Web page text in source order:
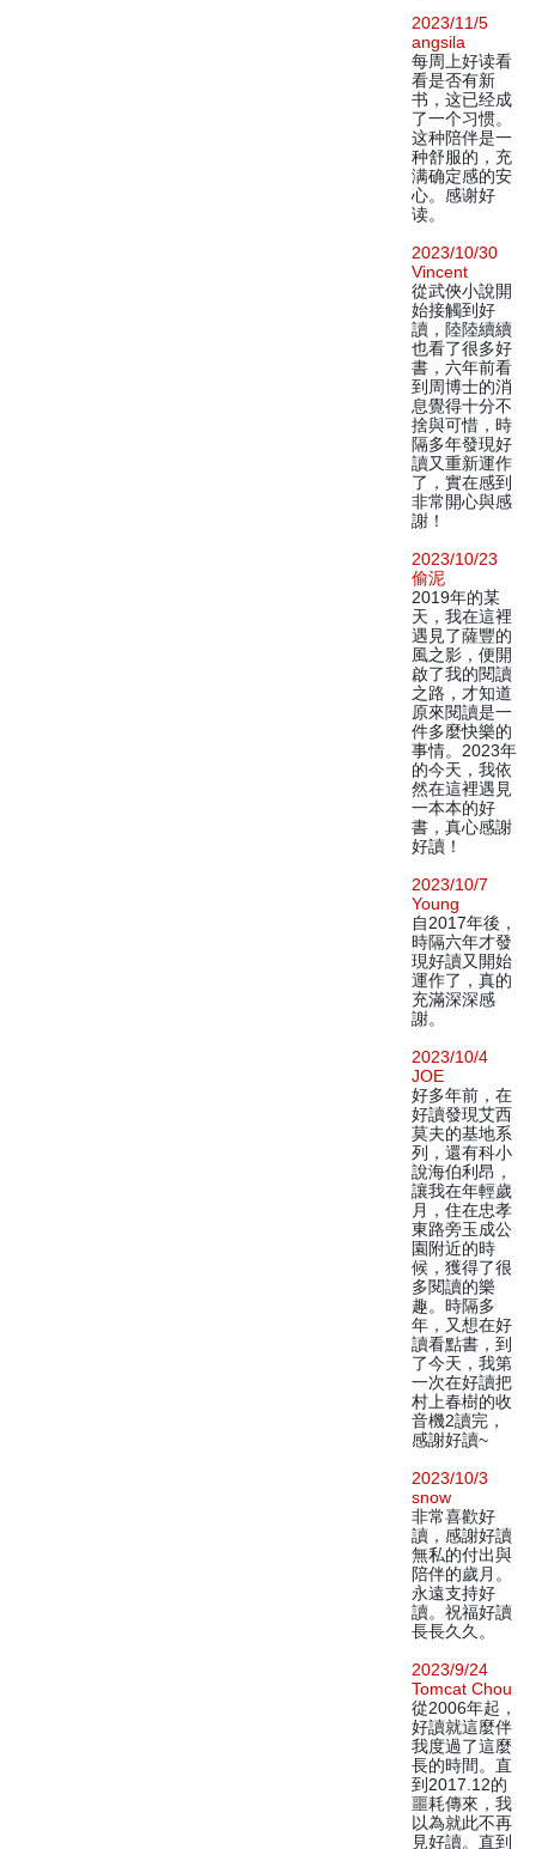
2023/11/5
angsila
每周上好读看
看是否有新
书，这已经成
了一个习惯。
这种陪伴是一
种舒服的，充
满确定感的安
心。感谢好
读。
2023/10/30
Vincent
從武俠小說開
始接觸到好
讀，陸陸續續
也看了很多好
書，六年前看
到周博士的消
息覺得十分不
捨與可惜，時
隔多年發現好
讀又重新運作
了，實在感到
非常開心與感
謝！
2023/10/23
偷泥
2019年的某
天，我在這裡
遇見了薩豐的
風之影，便開
啟了我的閱讀
之路，才知道
原來閱讀是一
件多麼快樂的
事情。2023年
的今天，我依
然在這裡遇見
一本本的好
書，真心感謝
好讀！
2023/10/7
Young
自2017年後，
時隔六年才發
現好讀又開始
運作了，真的
充滿深深感
謝。
2023/10/4
JOE
好多年前，在
好讀發現艾西
莫夫的基地系
列，還有科小
說海伯利昂，
讓我在年輕歲
月，住在忠孝
東路旁玉成公
園附近的時
候，獲得了很
多閱讀的樂
趣。時隔多
年，又想在好
讀看點書，到
了今天，我第
一次在好讀把
村上春樹的收
音機2讀完，
感謝好讀~
2023/10/3
snow
非常喜歡好
讀，感謝好讀
無私的付出與
陪伴的歲月。
永遠支持好
讀。祝福好讀
長長久久。
2023/9/24
Tomcat Chou
從2006年起，
好讀就這麼伴
我度過了這麼
長的時間。直
到2017.12的
噩耗傳來，我
以為就此不再
見好讀。直到